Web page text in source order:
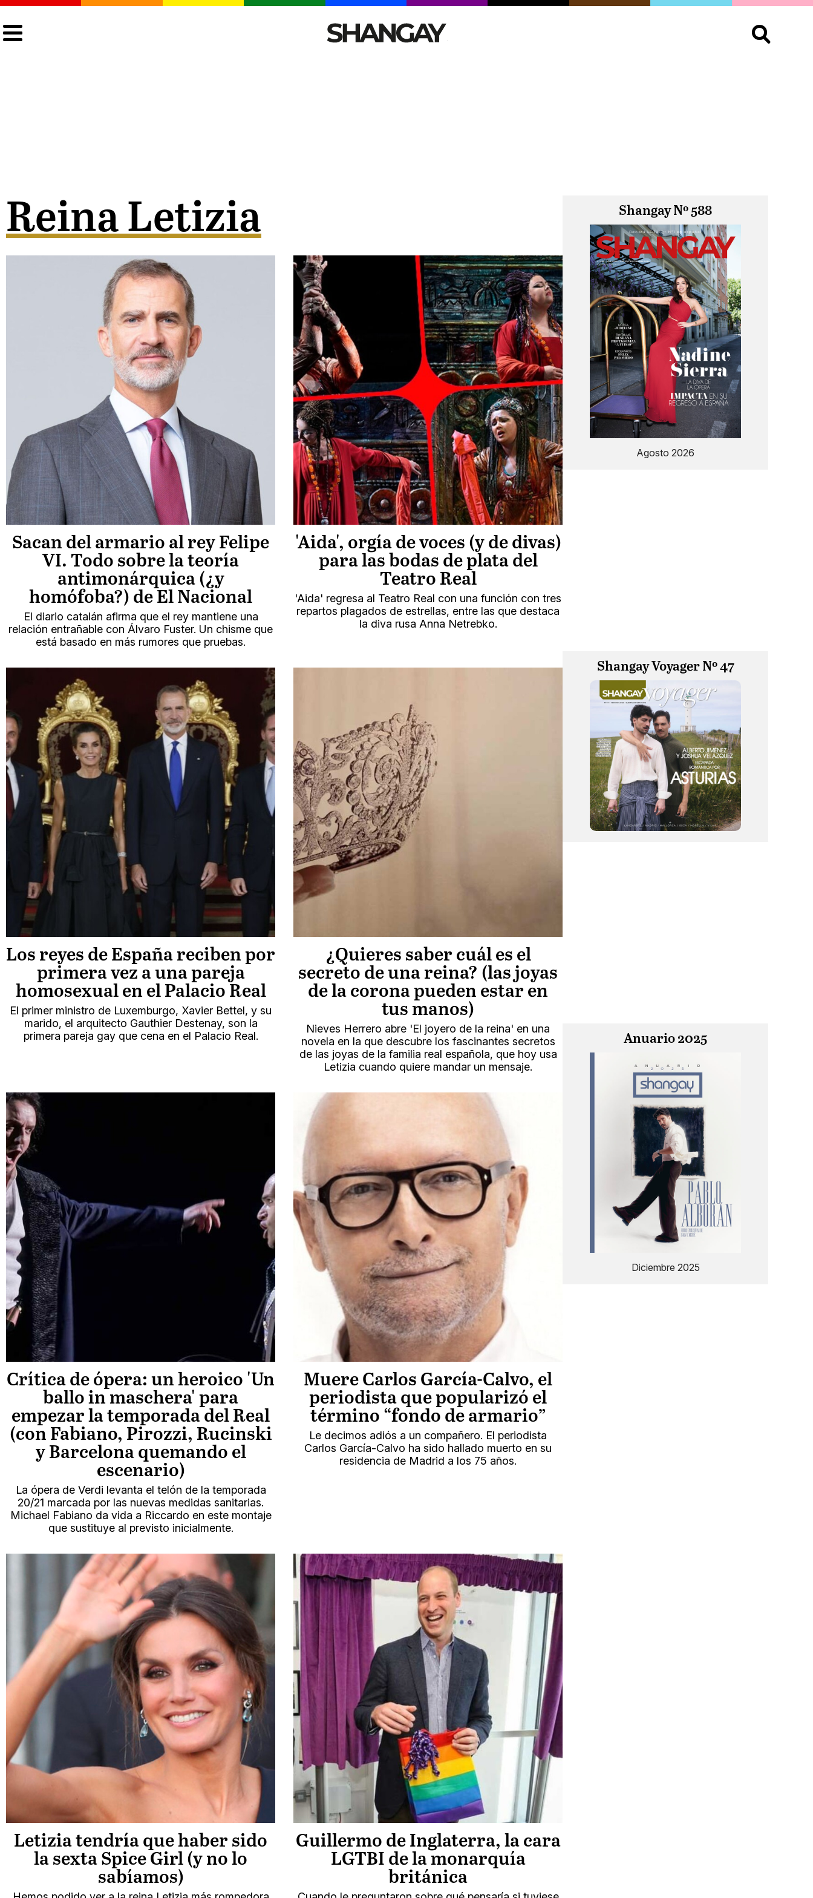
Buscar:
Reina Letizia
Sacan del armario al rey Felipe
VI. Todo sobre la teoría
antimonárquica (¿y
homófoba?) de El Nacional
El diario catalán afirma que el rey mantiene una
relación entrañable con Álvaro Fuster. Un chisme que
está basado en más rumores que pruebas.
'Aida', orgía de voces (y de divas)
para las bodas de plata del
Teatro Real
'Aida' regresa al Teatro Real con una función con tres
repartos plagados de estrellas, entre las que destaca
la diva rusa Anna Netrebko.
Los reyes de España reciben por
primera vez a una pareja
homosexual en el Palacio Real
El primer ministro de Luxemburgo, Xavier Bettel, y su
marido, el arquitecto Gauthier Destenay, son la
primera pareja gay que cena en el Palacio Real.
¿Quieres saber cuál es el
secreto de una reina? (las joyas
de la corona pueden estar en
tus manos)
Nieves Herrero abre 'El joyero de la reina' en una
novela en la que descubre los fascinantes secretos
de las joyas de la familia real española, que hoy usa
Letizia cuando quiere mandar un mensaje.
Crítica de ópera: un heroico 'Un
ballo in maschera' para
empezar la temporada del Real
(con Fabiano, Pirozzi, Rucinski
y Barcelona quemando el
escenario)
La ópera de Verdi levanta el telón de la temporada
20/21 marcada por las nuevas medidas sanitarias.
Michael Fabiano da vida a Riccardo en este montaje
que sustituye al previsto inicialmente.
Muere Carlos García-Calvo, el
periodista que popularizó el
término “fondo de armario”
Le decimos adiós a un compañero. El periodista
Carlos García-Calvo ha sido hallado muerto en su
residencia de Madrid a los 75 años.
Letizia tendría que haber sido
la sexta Spice Girl (y no lo
sabíamos)
Guillermo de Inglaterra, la cara
LGTBI de la monarquía
británica
Shangay Nº 588
Agosto 2026
Shangay Voyager Nº 47
Anuario 2025
Diciembre 2025